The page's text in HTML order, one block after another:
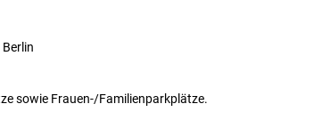
sowie Frauen-/Familienparkplätze.